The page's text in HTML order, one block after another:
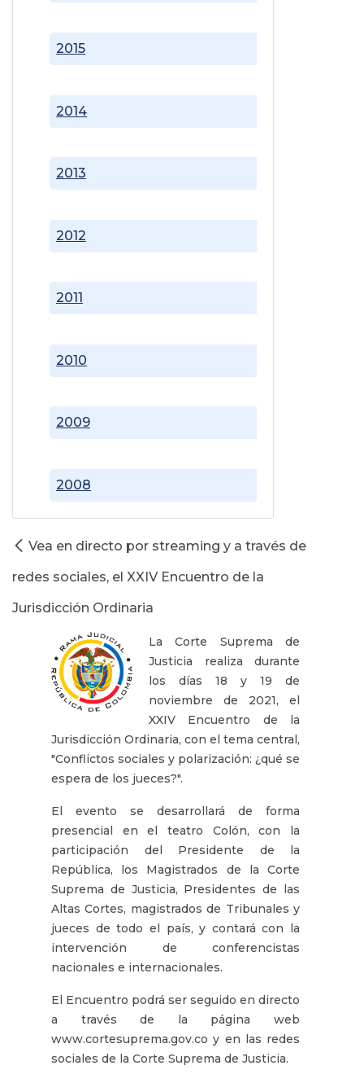
2008
2009
2010
2011
2012
2013
2014
2015
Vea en directo por streaming y a través de
redes sociales, el XXIV Encuentro de la
Jurisdicción Ordinaria
La Corte Suprema de
Justicia realiza durante
los días 18 y 19 de
noviembre de 2021, el
XXIV Encuentro de la
Jurisdicción Ordinaria, con el tema central,
"Conflictos sociales y polarización: ¿qué se
espera de los jueces?".
El evento se desarrollará de forma
presencial en el teatro Colón, con la
participación del Presidente de la
República, los Magistrados de la Corte
Suprema de Justicia, Presidentes de las
Altas Cortes, magistrados de Tribunales y
jueces de todo el país, y contará con la
intervención de conferencistas
nacionales e internacionales.
El Encuentro podrá ser seguido en directo
a través de la página web
www.cortesuprema.gov.co y en las redes
sociales de la Corte Suprema de Justicia.